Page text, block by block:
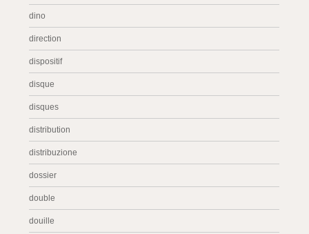
dino
direction
dispositif
disque
disques
distribution
distribuzione
dossier
double
douille